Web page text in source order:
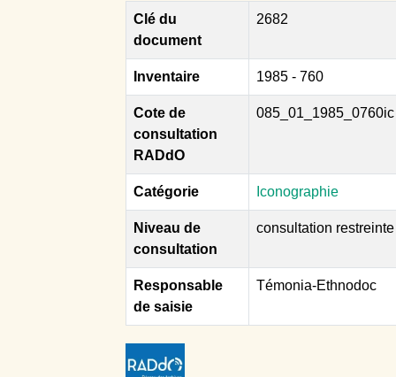
Clé du
document
2682
Inventaire 1985 - 760
Cote de
consultation
RADdO
085_01_1985_0760ic
Catégorie Iconographie
Niveau de
consultation
consultation restreinte
Responsable
de saisie
Témonia-Ethnodoc